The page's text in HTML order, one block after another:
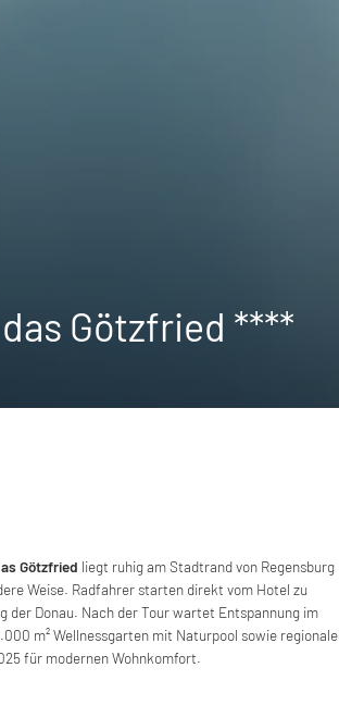
Götzfried ****
Götzfried liegt ruhig am Stadtrand von Regensburg
Weise. Radfahrer starten direkt vom Hotel zu
Donau. Nach der Tour wartet Entspannung im
m² Wellnessgarten mit Naturpool sowie regionale
für modernen Wohnkomfort.